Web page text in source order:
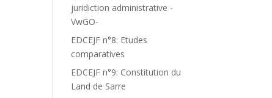
juridiction administrative -
VwGO-
EDCEJF n°8: Etudes
comparatives
EDCEJF n°9: Constitution du
Land de Sarre